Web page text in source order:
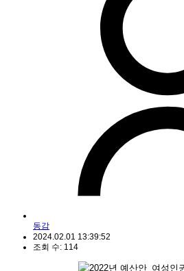
동감
2024.02.01 13:39:52
조회 수: 114